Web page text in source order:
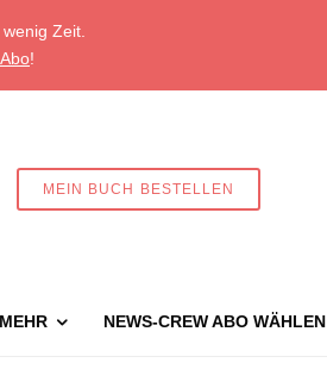
Zeit.
!
MEIN BUCH BESTELLEN
MEHR NEWS-CREW ABO WÄHLEN